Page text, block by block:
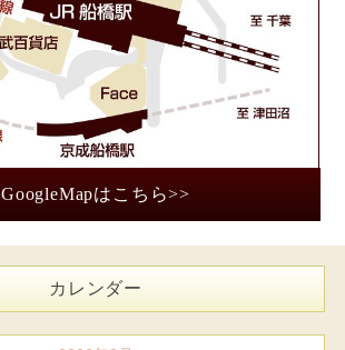
GoogleMapはこちら>>
カレンダー